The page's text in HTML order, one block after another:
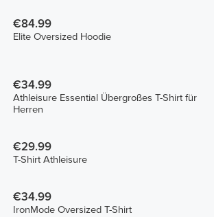
€84.99
Elite Oversized Hoodie
€34.99
Athleisure Essential Übergroßes T-Shirt für
Herren
€29.99
T-Shirt Athleisure
€34.99
IronMode Oversized T-Shirt